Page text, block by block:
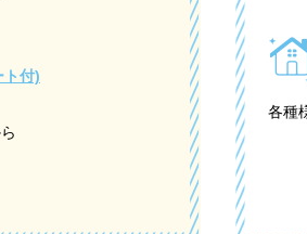
ト付)
各種